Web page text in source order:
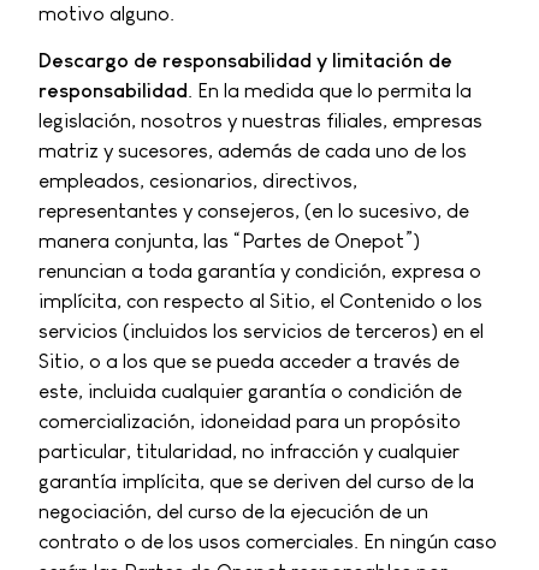
motivo alguno.
Descargo de responsabilidad y limitación de
responsabilidad. En la medida que lo permita la
legislación, nosotros y nuestras filiales, empresas
matriz y sucesores, además de cada uno de los
empleados, cesionarios, directivos,
representantes y consejeros, (en lo sucesivo, de
manera conjunta, las “Partes de Onepot”)
renuncian a toda garantía y condición, expresa o
implícita, con respecto al Sitio, el Contenido o los
servicios (incluidos los servicios de terceros) en el
Sitio, o a los que se pueda acceder a través de
este, incluida cualquier garantía o condición de
comercialización, idoneidad para un propósito
particular, titularidad, no infracción y cualquier
garantía implícita, que se deriven del curso de la
negociación, del curso de la ejecución de un
contrato o de los usos comerciales. En ningún caso